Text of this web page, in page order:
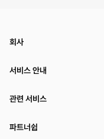
회사
서비스 안내
관련 서비스
파트너쉽